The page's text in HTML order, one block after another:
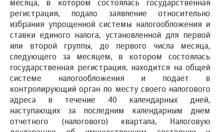
месяца, в котором состоялась государственная
регистрация, подало заявление относительно
избрания упрощенной системы налогообложения и
ставки единого налога, установленной для первой
или второй группы, до первого числа месяца,
следующего за месяцем, в котором состоялась
государственная регистрация, находится на общей
системе налогообложения и подает в
контролирующий орган по месту своего налогового
адреса в течение 40 календарных дней,
наступающих за последним календарным днем
отчетного (налогового) квартала, Налоговую